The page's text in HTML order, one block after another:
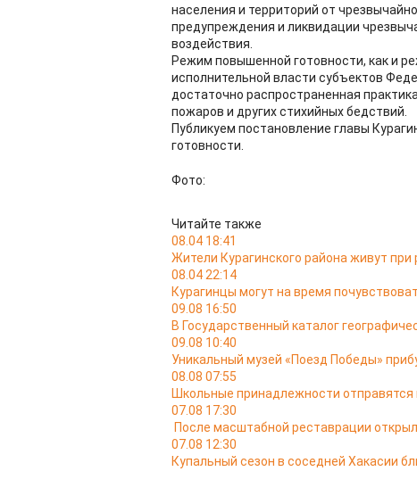
населения и территорий от
предупреждения и ликвидации
воздействия.
Режим повышенной готовности, как и
исполнительной власти субъектов
достаточно распространенная
пожаров и других стихийных бедствий.
Публикуем постановление главы
готовности.
Фото:
Читайте также
08.04 18:41
Жители Курагинского района живут
08.04 22:14
Курагинцы могут на время
09.08 16:50
В Государственный каталог
09.08 10:40
Уникальный музей «Поезд Победы»
08.08 07:55
Школьные принадлежности отправятся
07.08 17:30
После масштабной реставрации
07.08 12:30
Купальный сезон в соседней Хакасии